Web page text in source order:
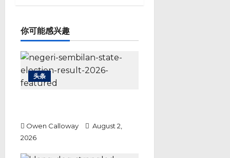
a
t
i
o
n
你可能感兴趣
头条
Owen Calloway
August 2,
2026